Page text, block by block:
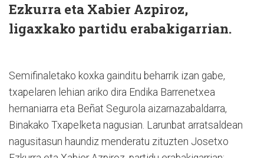
Ezkurra eta Xabier Azpiroz,
ligaxkako partidu erabakigarrian.
Semifinaletako koxka gainditu beharrik izan gabe,
txapelaren lehian ariko dira Endika Barrenetxea
hernaniarra eta Beñat Segurola aizarnazabaldarra,
Binakako Txapelketa nagusian. Larunbat arratsaldean
nagusitasun haundiz menderatu zituzten Josetxo